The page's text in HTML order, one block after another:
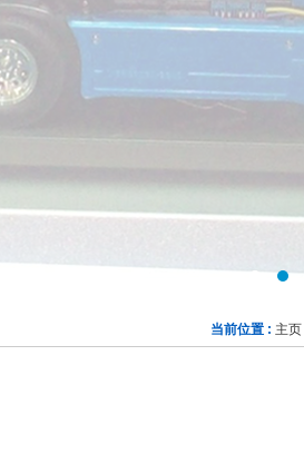
当前位置 : 主页